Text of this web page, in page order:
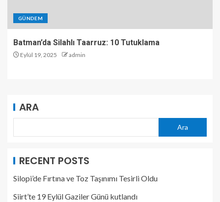
GÜNDEM
Batman’da Silahlı Taarruz: 10 Tutuklama
Eylül 19, 2025 admin
ARA
Ara
RECENT POSTS
Silopi’de Fırtına ve Toz Taşınımı Tesirli Oldu
Siirt’te 19 Eylül Gaziler Günü kutlandı